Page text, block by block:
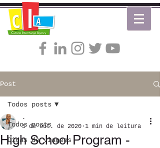
Post
Todos posts
Dicas de viagens
Todos posts
High School Program -
.
5 de out. de 2020 1 min de leitura